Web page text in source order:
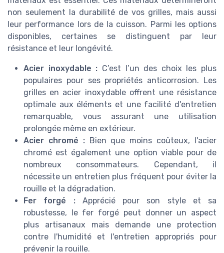
non seulement la durabilité de vos grilles, mais aussi
leur performance lors de la cuisson. Parmi les options
disponibles, certaines se distinguent par leur
résistance et leur longévité.
Acier inoxydable : C’est l’un des choix les plus
populaires pour ses propriétés anticorrosion. Les
grilles en acier inoxydable offrent une résistance
optimale aux éléments et une facilité d'entretien
remarquable, vous assurant une utilisation
prolongée même en extérieur.
Acier chromé :Bien que moins coûteux, l'acier
chromé est également une option viable pour de
nombreux consommateurs. Cependant, il
nécessite un entretien plus fréquent pour éviter la
rouille et la dégradation.
Fer forgé :Apprécié pour son style et sa
robustesse, le fer forgé peut donner un aspect
plus artisanaux mais demande une protection
contre l'humidité et l'entretien appropriés pour
prévenir la rouille.